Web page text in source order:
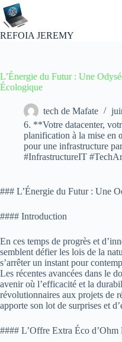
Passer
au
contenu
REFOIA JEREMY
L’Énergie du Futur : Une
Écologique
tech de Mafate
6. **Votre datacenter,
planification à la mise en
pour une infrastructure
#InfrastructureIT
### L’Énergie du Futur : Une
#### Introduction
En ces temps de progrès et
semblent défier les lois de la
s’arrêter un instant pour
Les récentes avancées dans le
avenir où l’efficacité et la
révolutionnaires aux projets de
apporte son lot de surprises et
#### L’Offre Extra Éco